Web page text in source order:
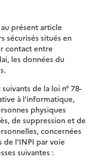
présent article
sécurisés situés en
contact entre
les données du
de la loi n° 78-
à l'informatique,
physiques
de suppression et de
concernées
de l’INPI par voie
suivantes :